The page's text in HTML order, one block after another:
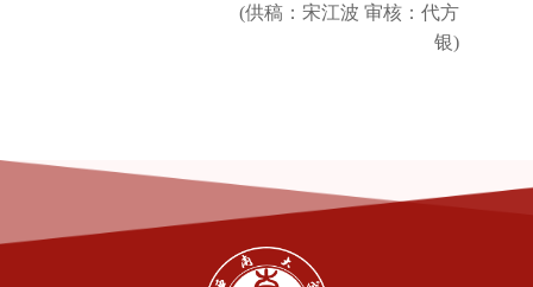
(供稿：宋江波 审核：代方
银)